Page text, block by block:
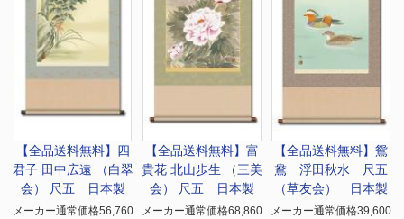
【全品送料無料】 四
君子 田中広遠 （白翠
会） 尺五 日本製
メーカー通常価格56,760
【全品送料無料】 富
貴花 北山歩生 （三美
会） 尺五 日本製
メーカー通常価格68,860
【全品送料無料】鴛
鴦 浮田秋水 尺五
（草友会） 日本製
メーカー通常価格39,600